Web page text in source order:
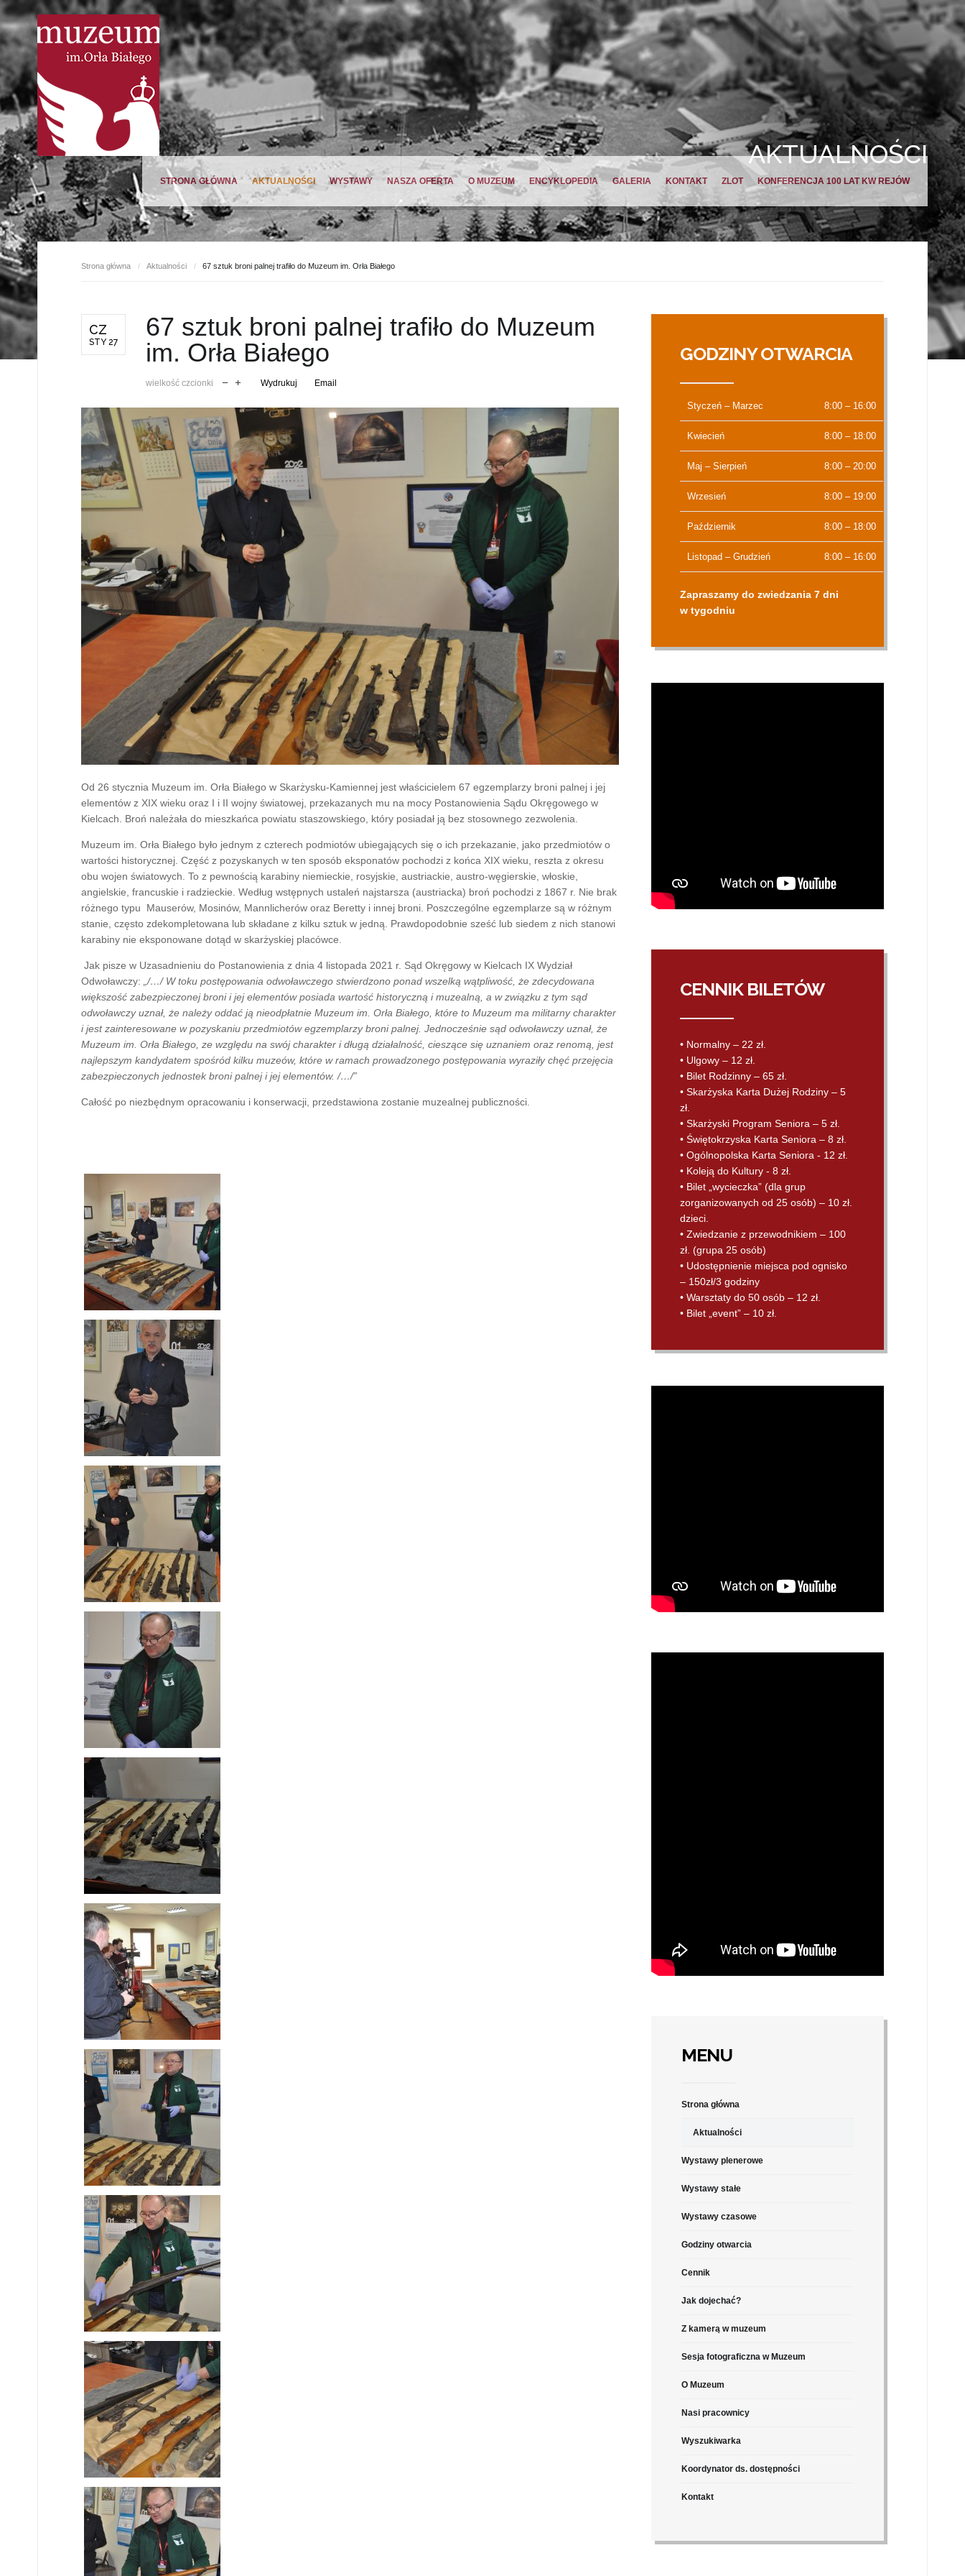
STRONA GŁÓWNA AKTUALNOŚCI WYSTAWY NASZA OFERTA
Oferta wiosna 2023
O MUZEUM ENCYKLOPEDIA GALERIA KONTAKT ZLOT KONFERENCJA 100 LAT KW REJÓW
AKTUALNOŚCI
Strona główna / Aktualności / 67 sztuk broni palnej trafiło do Muzeum im. Orła Białego
CZ
STY 27
67 sztuk broni palnej trafiło do Muzeum
im. Orła Białego
wielkość czcionki Wydrukuj Email
Od 26 stycznia Muzeum im. Orła Białego w Skarżysku-Kamiennej jest właścicielem 67 egzemplarzy broni palnej i jej
elementów z XIX wieku oraz I i II wojny światowej, przekazanych mu na mocy Postanowienia Sądu Okręgowego w
Kielcach. Broń należała do mieszkańca powiatu staszowskiego, który posiadał ją bez stosownego zezwolenia.
Muzeum im. Orła Białego było jednym z czterech podmiotów ubiegających się o ich przekazanie, jako przedmiotów o
wartości historycznej. Część z pozyskanych w ten sposób eksponatów pochodzi z końca XIX wieku, reszta z okresu
obu wojen światowych. To z pewnością karabiny niemieckie, rosyjskie, austriackie, austro-węgierskie, włoskie,
angielskie, francuskie i radzieckie. Według wstępnych ustaleń najstarsza (austriacka) broń pochodzi z 1867 r. Nie brak
różnego typu Mauserów, Mosinów, Mannlicherów oraz Beretty i innej broni. Poszczególne egzemplarze są w różnym
stanie, często zdekompletowana lub składane z kilku sztuk w jedną. Prawdopodobnie sześć lub siedem z nich stanowi
karabiny nie eksponowane dotąd w skarżyskiej placówce.
Jak pisze w Uzasadnieniu do Postanowienia z dnia 4 listopada 2021 r. Sąd Okręgowy w Kielcach IX Wydział
Odwoławczy: „/…/ W toku postępowania odwoławczego stwierdzono ponad wszelką wątpliwość, że zdecydowana
większość zabezpieczonej broni i jej elementów posiada wartość historyczną i muzealną, a w związku z tym sąd
odwoławczy uznał, że należy oddać ją nieodpłatnie Muzeum im. Orła Białego, które to Muzeum ma militarny charakter
i jest zainteresowane w pozyskaniu przedmiotów egzemplarzy broni palnej. Jednocześnie sąd odwoławczy uznał, że
Muzeum im. Orła Białego, ze względu na swój charakter i długą działalność, cieszące się uznaniem oraz renomą, jest
najlepszym kandydatem spośród kilku muzeów, które w ramach prowadzonego postępowania wyraziły chęć przejęcia
zabezpieczonych jednostek broni palnej i jej elementów. /…/”
Całość po niezbędnym opracowaniu i konserwacji, przedstawiona zostanie muzealnej publiczności.
GODZINY OTWARCIA
Styczeń – Marzec 8:00 – 16:00
Kwiecień 8:00 – 18:00
Maj – Sierpień 8:00 – 20:00
Wrzesień 8:00 – 19:00
Październik 8:00 – 18:00
Listopad – Grudzień 8:00 – 16:00
Zapraszamy do zwiedzania 7 dni
w tygodniu
CENNIK BILETÓW
• Normalny – 22 zł.
• Ulgowy – 12 zł.
• Bilet Rodzinny – 65 zł.
• Skarżyska Karta Dużej Rodziny – 5
zł.
• Skarżyski Program Seniora – 5 zł.
• Świętokrzyska Karta Seniora – 8 zł.
• Ogólnopolska Karta Seniora - 12 zł.
• Koleją do Kultury - 8 zł.
• Bilet „wycieczka” (dla grup
zorganizowanych od 25 osób) – 10 zł.
dzieci.
• Zwiedzanie z przewodnikiem – 100
zł. (grupa 25 osób)
• Udostępnienie miejsca pod ognisko
– 150zł/3 godziny
• Warsztaty do 50 osób – 12 zł.
• Bilet „event” – 10 zł.
MENU
Strona główna
Aktualności
Wystawy plenerowe
Wystawy stałe
Wystawy czasowe
Godziny otwarcia
Cennik
Jak dojechać?
Z kamerą w muzeum
Sesja fotograficzna w Muzeum
O Muzeum
Nasi pracownicy
Wyszukiwarka
Koordynator ds. dostępności
Kontakt